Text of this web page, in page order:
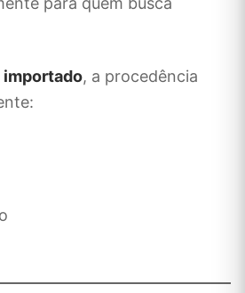
importado, a procedência